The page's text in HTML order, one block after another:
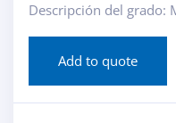
Descripción del grado:
Add to quote